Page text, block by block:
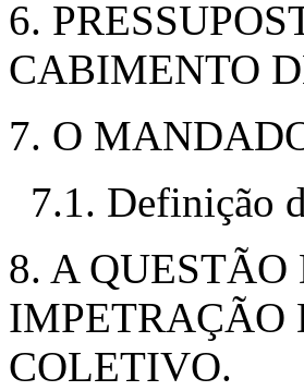
6.
CABIMENTO
7. O
7.1. Definição
8. A
IMPETRAÇÃO
COLETIVO.